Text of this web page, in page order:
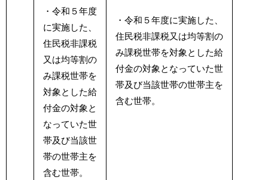
・令和５年度
に実施した、
住民税非課税
又は均等割の
み課税世帯を
対象とした給
付金の対象と
なっていた世
帯及び当該世
帯の世帯主を
含む世帯。
・令和５年度に実施した、
住民税非課税又は均等割の
み課税世帯を対象とした給
付金の対象となっていた世
帯及び当該世帯の世帯主を
含む世帯。